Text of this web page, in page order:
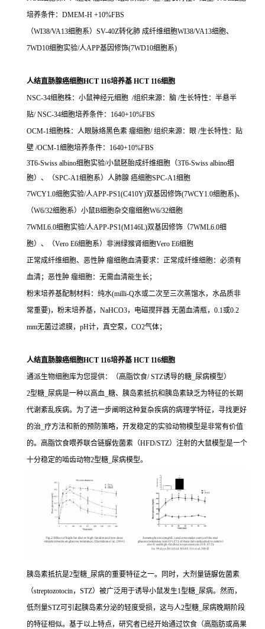
培养条件：DMEM-H +10%FBS
（WI38/VA13细胞系）SV-40Z转化肺 成纤维细胞WI38/VA13细胞、
7WD10细胞实验/人APP基因修饰(7WD10细胞系)
人结直肠腺癌细胞HCT 116培养基 HCT 116细胞
NSC-34细胞株：小鼠神经元细胞 /组织来源：脑 /生长特性：半悬半
贴/ NSC-34细胞培养条件：1640+10%FBS
OCM-1细胞株：人眼脉络黑色素 瘤细胞/ 组织来源：眼 /生长特性：贴
壁 /OCM-1细胞培养条件：1640+10%FBS
3T6-Swiss albino细胞实验/小鼠胚胎成纤维细胞（3T6-Swiss albino细
胞）、（SPC-A1细胞系）人肺腺 癌细胞SPC-A1细胞
7WCY1.0细胞实验/人APP-PS1(C410Y)双基因修饰(7WCY1.0细胞系)、
（W6/32细胞系）小鼠B细胞杂交瘤细胞W6/32细胞
7WML6.0细胞实验/人APP-PS1(M146L)双基因修饰（7WML6.0细
胞）、（Vero E6细胞系）非洲绿猴肾细胞Vero E6细胞
正常成纤维细胞、恶性肿 瘤细胞血清要求：正常成纤维细胞：必须有
血清；恶性肿 瘤细胞：无需血清能生长；
粉末培养基配制材料：纯水(milli-Q水或二次至三次蒸馏水，水品质非
常重要)，粉末培养基，NaHCO3，电磁搅拌器 无菌血清瓶，0.1或0.2
mm无菌过滤膜，pH计，真空泵，CO2气体；
人结直肠腺癌细胞HCT 116培养基 HCT 116细胞
通派生物细胞库为您提供：（高脂饮食/ STZ诱导的糖_尿病模型）
2型糖_尿病是一种以高血_糖、胰岛素抵抗和胰岛素缺乏为特征的长期
代谢紊乱疾病。为了进一步阐明这种复杂疾病的病理学特征，寻找更好
的治_疗方法和新的预防策略，开发稳定的实验动物模型是非常有价值
的。高脂饮食喂养联合链脲佐菌素（HFD/STZ）注射的大鼠模型是一个
十分稳定的啮齿动物2型糖_尿病模型。
胰岛素抵抗是2型糖_尿病的重要特征之一。同时，大剂量链脲佐菌素
（streptozotocin，STZ）被广泛用于诱导小鼠发生1型糖_尿病。然而，
低剂量STZ可引起胰岛素分泌的轻度受损，这与人2型糖_尿病晚期阶段
的特征相似。基于以上特点，研究者已经开始通过饮食（高脂肪或高果